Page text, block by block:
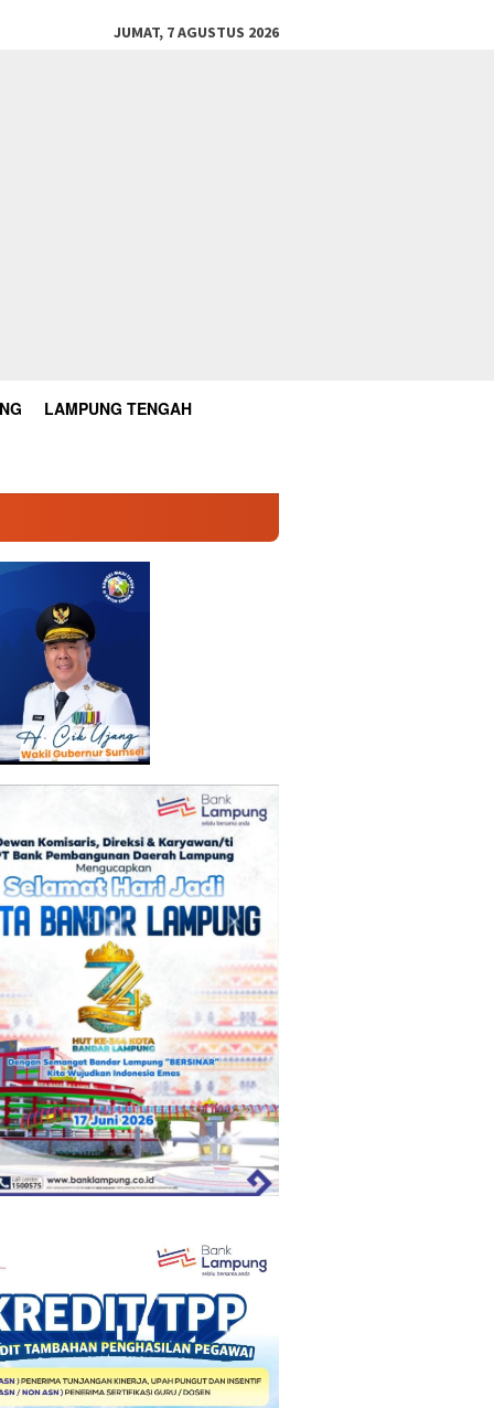
JUMAT, 7 AGUSTUS 2026
LAMPUNG TENGAH